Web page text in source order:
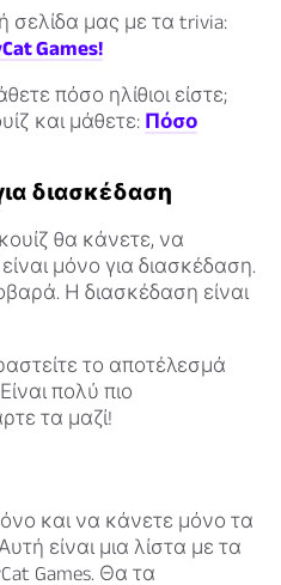
σελίδα μας με τα trivia:
Games!
πόσο ηλίθιοι είστε;
και μάθετε: Πόσο
διασκέδαση
θα κάνετε, να
μόνο για διασκέδαση.
Η διασκέδαση είναι
το αποτέλεσμά
πολύ πιο
τα μαζί!
και να κάνετε μόνο τα
είναι μια λίστα με τα
Games. Θα τα